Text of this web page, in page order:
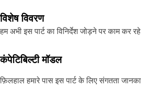
विशेष विवरण
हम अभी इस पार्ट का विनिर्देश जोड़ने पर काम कर
कंपेटिबिल्टी मॉडल
फ़िलहाल हमारे पास इस पार्ट के लिए संगतता